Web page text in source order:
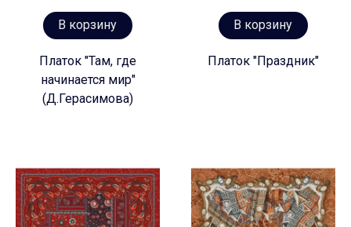
В корзину
Платок "Там, где
начинается мир"
(Д.Герасимова)
В корзину
Платок "Праздник"